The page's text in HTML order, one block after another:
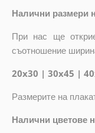
Налични размери
При нас ще
съотношение
20x30 | 30x45 |
Размерите на
Налични цветове